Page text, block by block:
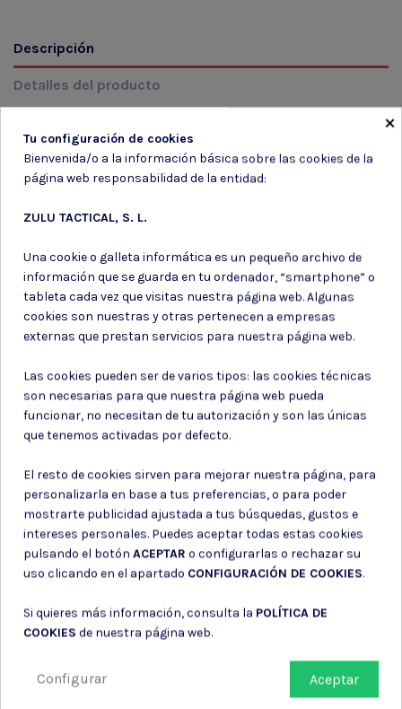
Descripción
Detalles del producto
MODELO: G-08-125 Color: 274 TAN Talla: 5UND
Suscríbete a nuestro boletín
Puede darse de baja en cualquier momento. Para ello, consulte nuestra
información de contacto en el aviso legal.
Consiento el uso de mis datos para los fines indicados en la
Consiento el uso de mis datos personales para recibir publicidad
de su entidad.
×
Tu configuración de cookies
Bienvenida/o a la información básica sobre las cookies de la
página web responsabilidad de la entidad:
ZULU TACTICAL, S. L.
Una cookie o galleta informática es un pequeño archivo de
información que se guarda en tu ordenador, “smartphone” o
tableta cada vez que visitas nuestra página web. Algunas
cookies son nuestras y otras pertenecen a empresas
externas que prestan servicios para nuestra página web.
Las cookies pueden ser de varios tipos: las cookies técnicas
son necesarias para que nuestra página web pueda
funcionar, no necesitan de tu autorización y son las únicas
que tenemos activadas por defecto.
El resto de cookies sirven para mejorar nuestra página, para
personalizarla en base a tus preferencias, o para poder
mostrarte publicidad ajustada a tus búsquedas, gustos e
intereses personales. Puedes aceptar todas estas cookies
pulsando el botón ACEPTAR o configurarlas o rechazar su
uso clicando en el apartado CONFIGURACIÓN DE COOKIES.
Si quieres más información, consulta la POLÍTICA DE
COOKIES de nuestra página web.
Aceptar
Configurar